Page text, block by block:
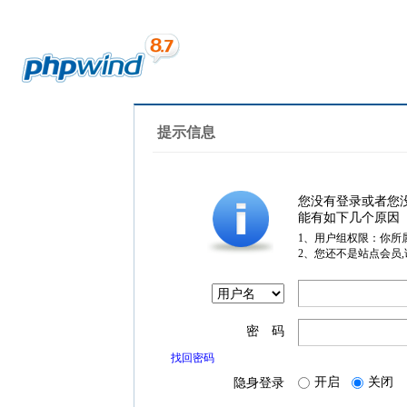
提示信息
您没有登录或者您
能有如下几个原因
1、用户组权限：你所
2、您还不是站点会员
密 码
找回密码
隐身登录 开启 关闭